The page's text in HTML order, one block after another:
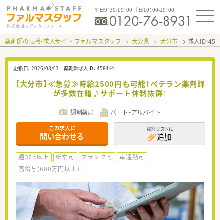
平日9：30-19：00 土日10：00-19：00
薬剤師の転職・求人サイト ファルマスタッフ 大分県 大分市 求人ID：
更新日： 2026/08/03 薬剤師求人ID： 458444
【大分市】≪急募≫時給2500円も可能！ベテラン薬剤師
が多数在籍♪サポート体制抜群！
調剤薬局 パート・アルバイト
この求人に
問い合わせる
検討リストに
追加
週32h以上 新卒可 ブランク可
車通勤可
高給与(600万円以上)